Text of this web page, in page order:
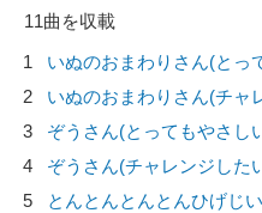
11曲を収載
1
いぬのおまわりさん(とっ
2
いぬのおまわりさん(チャ
3
ぞうさん(とってもやさし
4
ぞうさん(チャレンジした
5
とんとんとんとんひげじ